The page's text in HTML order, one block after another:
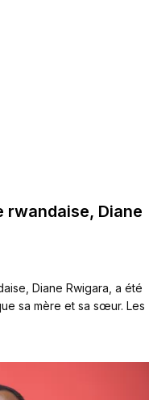
rwandaise, Diane
Diane Rwigara, a été
sa mère et sa sœur. Les